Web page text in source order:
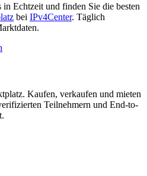
Echtzeit und finden Sie die besten
bei IPv4Center. Täglich
Kaufen, verkaufen und mieten
Teilnehmern und End-to-